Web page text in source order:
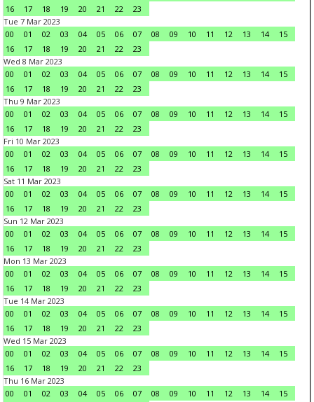
16
17 18 19 20 21 22
23
Tue 7 Mar 2023
00
01 02 03 04 05 06 07 08 09 10 11 12 13 14
15
16
17 18 19 20 21 22
23
Wed 8 Mar 2023
00
01 02 03 04 05 06 07 08 09 10 11 12 13 14
15
16
17 18 19 20 21 22
23
Thu 9 Mar 2023
00
01 02 03 04 05 06 07 08 09 10 11 12 13 14
15
16
17 18 19 20 21 22
23
Fri 10 Mar 2023
00
01 02 03 04 05 06 07 08 09 10 11 12 13 14
15
16
17 18 19 20 21 22
23
Sat 11 Mar 2023
00
01 02 03 04 05 06 07 08 09 10 11 12 13 14
15
16
17 18 19 20 21 22
23
Sun 12 Mar 2023
00
01 02 03 04 05 06 07 08 09 10 11 12 13 14
15
16
17 18 19 20 21 22
23
Mon 13 Mar 2023
00
01 02 03 04 05 06 07 08 09 10 11 12 13 14
15
16
17 18 19 20 21 22
23
Tue 14 Mar 2023
00
01 02 03 04 05 06 07 08 09 10 11 12 13 14
15
16
17 18 19 20 21 22
23
Wed 15 Mar 2023
00
01 02 03 04 05 06 07 08 09 10 11 12 13 14
15
16
17 18 19 20 21 22
23
Thu 16 Mar 2023
00
01 02 03 04 05 06 07 08 09 10 11 12 13 14 15